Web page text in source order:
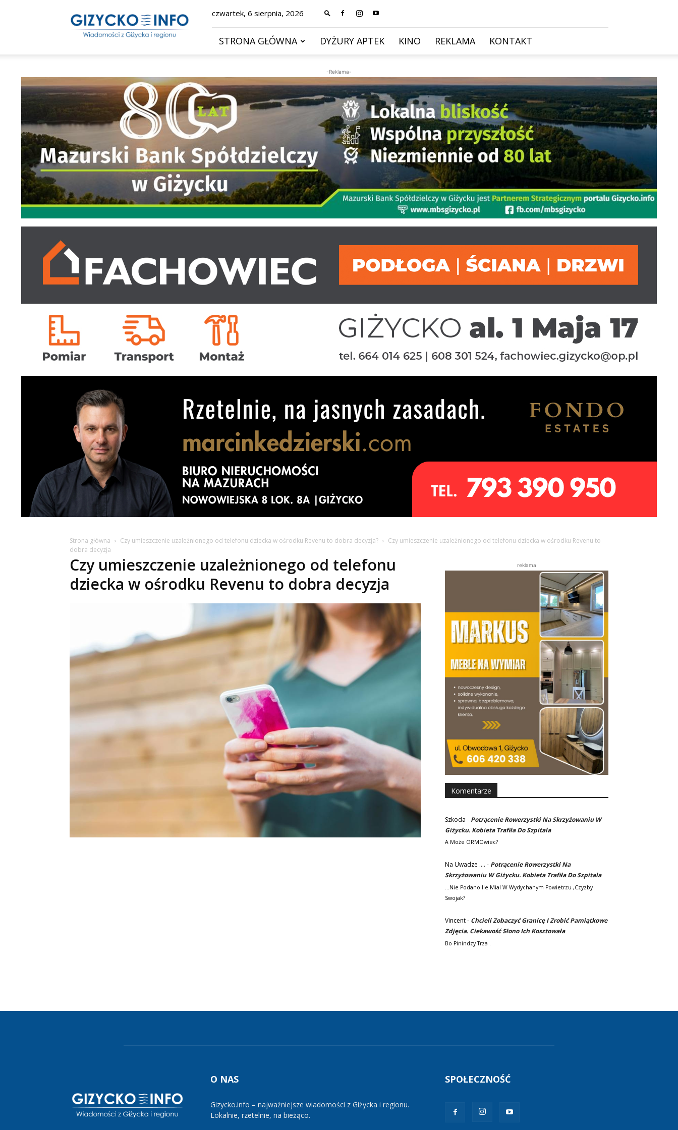
–
wiadomości
czwartek, 6 sierpnia, 2026
STRONA GŁÓWNA DYŻURY APTEK KINO REKLAMA KONTAKT
-Reklama-
Strona główna Czy umieszczenie uzależnionego od telefonu dziecka w ośrodku Revenu to dobra decyzja?
Czy umieszczenie uzależnionego od telefonu dziecka w ośrodku Revenu to
dobra decyzja
Czy umieszczenie uzależnionego od telefonu
dziecka w ośrodku Revenu to dobra decyzja
reklama
Komentarze
Szkoda - Potrącenie Rowerzystki Na Skrzyżowaniu W
Giżycku. Kobieta Trafiła Do Szpitala
A Może ORMOwiec?
Na Uwadze .... - Potrącenie Rowerzystki Na
Skrzyżowaniu W Giżycku. Kobieta Trafiła Do Szpitala
...nie Podano Ile Mial W Wydychanym Powietrzu ,czyzby
Swojak?
Vincent- Chcieli Zobaczyć Granicę I Zrobić Pamiątkowe
Zdjęcia. Ciekawość Słono Ich Kosztowała
Bo Pinindzy Trza .
O NAS
Gizycko.info – najważniejsze wiadomości z Giżycka i regionu.
Lokalnie, rzetelnie, na bieżąco.
SPOŁECZNOŚĆ